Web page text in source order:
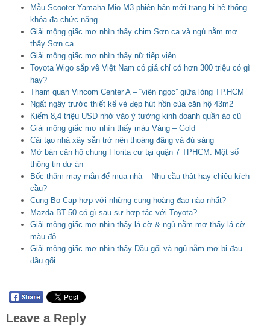
Mẫu Scooter Yamaha Mio M3 phiên bản mới trang bị hệ thống
khóa đa chức năng
Giải mộng giấc mơ nhìn thấy chim Sơn ca và ngủ nằm mơ
thấy Sơn ca
Giải mộng giấc mơ nhìn thấy nữ tiếp viên
Toyota Wigo sắp về Việt Nam có giá chỉ có hơn 300 triệu có gì
hay?
Tham quan Vincom Center A – “viên ngọc” giữa lòng TP.HCM
Ngất ngây trước thiết kế vẻ đẹp hút hồn của căn hộ 43m2
Kiếm 8,4 triệu USD nhờ vào ý tưởng kinh doanh quần áo cũ
Giải mộng giấc mơ nhìn thấy màu Vàng – Gold
Cải tạo nhà xây sẵn trở nên thoáng đãng và đủ sáng
Mở bán căn hộ chung Florita cư tại quận 7 TPHCM: Một số
thông tin dự án
Bốc thăm may mắn để mua nhà – Nhu cầu thật hay chiêu kích
cầu?
Cung Bọ Cạp hợp với những cung hoàng đạo nào nhất?
Mazda BT-50 có gì sau sự hợp tác với Toyota?
Giải mộng giấc mơ nhìn thấy lá cờ & ngủ nằm mơ thấy lá cờ
màu đỏ
Giải mộng giấc mơ nhìn thấy Đầu gối và ngủ nằm mơ bị đau
đầu gối
Leave a Reply